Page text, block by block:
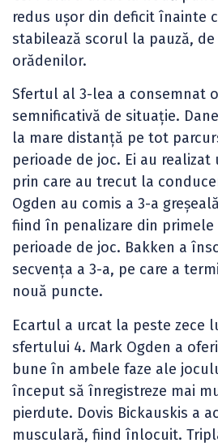
redus ușor din deficit înainte
stabilează scorul la pauză, de
orădenilor.
Sfertul al 3-lea a consemnat
semnificativă de situație.
la mare distanță pe tot
perioade de joc. Ei au realizat
prin care au trecut la
Ogden au comis a 3-a
fiind în penalizare din
perioade de joc. Bakken a
secvența a 3-a, pe care a
nouă puncte.
Ecartul a urcat la peste zece
sfertului 4. Mark Ogden a
bune în ambele faze ale
început să înregistreze mai
pierdute. Dovis Bickauskis a
musculară, fiind înlocuit.